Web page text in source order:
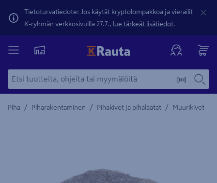
Tietoturvatiedote: Jos käytät kryptolompakkoa ja vierailit
K-ryhmän verkkosivuilla 27.7., lue tärkeät lisätiedot.
Piha / Piharakentaminen / Pihakivet ja pihalaatat / Muurikivet
Yksityiskohtainen kuvaus löytyy Tuotteen kuvaus -